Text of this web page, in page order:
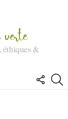
éthiques &
NOUS